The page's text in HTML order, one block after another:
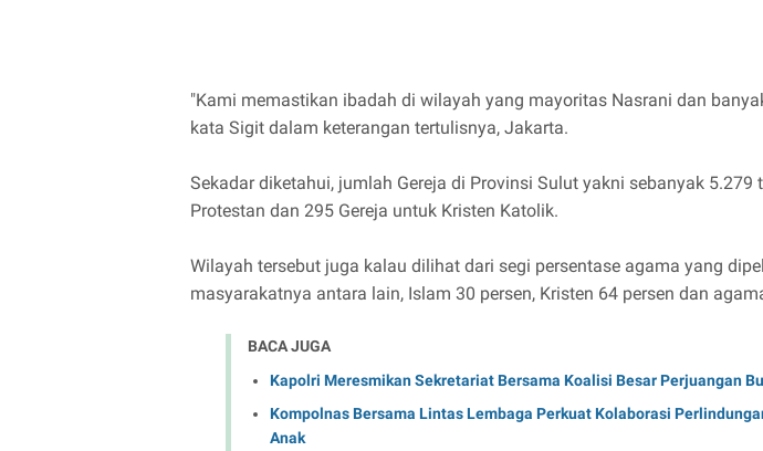
"Kami memastikan ibadah di wilayah yang mayoritas Nasrani dan
kata Sigit dalam keterangan tertulisnya, Jakarta.
Sekadar diketahui, jumlah Gereja di Provinsi Sulut yakni sebanyak 5.279
Protestan dan 295 Gereja untuk Kristen Katolik.
Wilayah tersebut juga kalau dilihat dari segi persentase agama yang
masyarakatnya antara lain, Islam 30 persen, Kristen 64 persen dan
BACA JUGA
Kapolri Meresmikan Sekretariat Bersama Koalisi Besar Perjuangan
Kompolnas Bersama Lintas Lembaga Perkuat Kolaborasi
Anak